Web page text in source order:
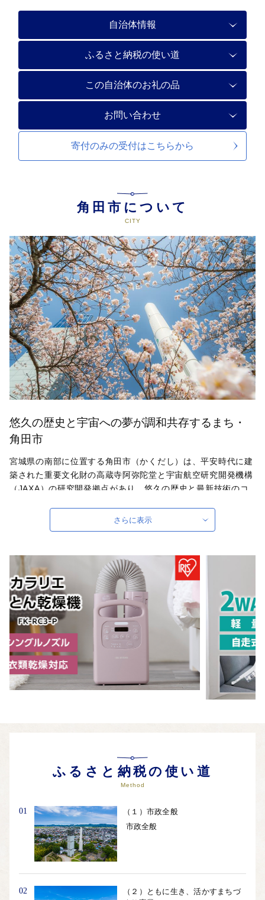
自治体情報
ふるさと納税の使い道
この自治体のお礼の品
お問い合わせ
寄付のみの受付はこちらから
角田市について
悠久の歴史と宇宙への夢が調和共存するまち・
角田市
宮城県の南部に位置する角田市（かくだし）は、平安時代に建
築された重要文化財の高蔵寺阿弥陀堂と宇宙航空研究開発機構
（JAXA）の研究開発拠点があり、悠久の歴史と最新技術のコ
恵みのもとに米、野菜、果樹、畜産等の農業が盛んな地でし
た。現在では産直販売の拠点として「道の駅かくだ」を展開し
ャッチフレーズにブランド化を進めています。
自治体ホームページはこちら
外部サイトへ遷移します。
個人情報の保護は遷移先サイトの方針に従います。
さらに表示
ふるさと納税の使い道
Method
01
（１）市政全般
市政全般
02
（２）ともに生き、活かすまちづ